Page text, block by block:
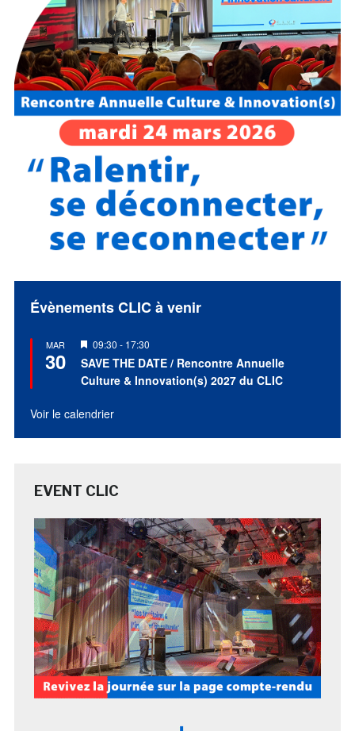
Évènements CLIC à venir
MAR
30
Mis
en
avant
09:30 - 17:30
SAVE THE DATE / Rencontre Annuelle
Culture & Innovation(s) 2027 du CLIC
Voir le calendrier
EVENT CLIC